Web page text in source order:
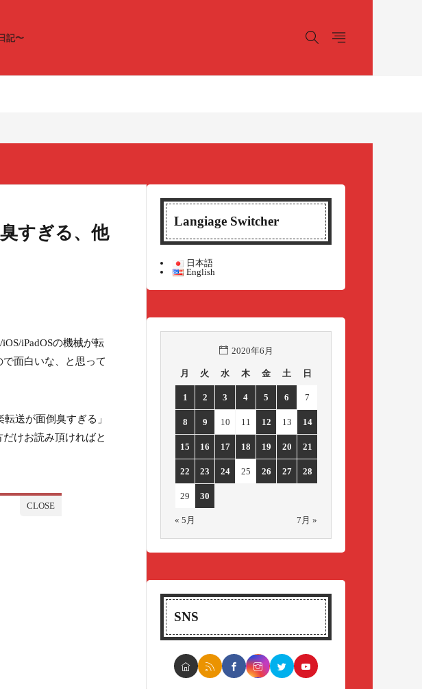
記〜
すぎる、他
iPadOSの機械が転
面白いな、と思って
送が面倒臭すぎる」
けお読み頂ければと
Langiage Switcher
日本語
English
2020年6月
月 火 水 木 金 土 日
1 2 3 4 5 6 7
8 9 10 11 12 13 14
15 16 17 18 19 20 21
22 23 24 25 26 27 28
29 30
« 5月 7月 »
SNS